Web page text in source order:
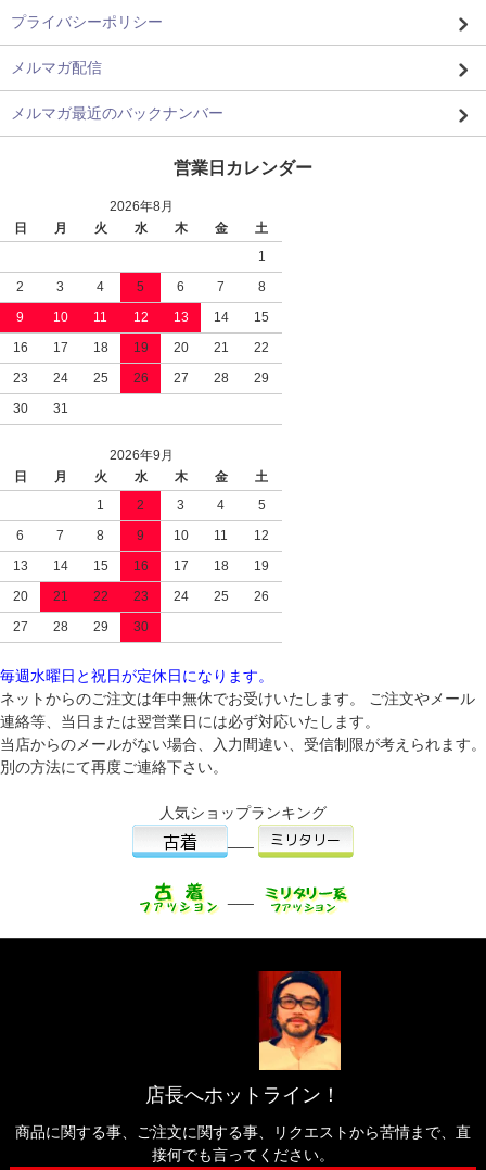
プライバシーポリシー
メルマガ配信
メルマガ最近のバックナンバー
営業日カレンダー
2026年8月
日
月 火 水 木 金
土
1
2
3 4 5 6 7
8
9
10 11 12 13 14
15
16
17 18 19 20 21
22
23
24 25 26 27 28
29
30
31
2026年9月
日
月 火 水 木 金
土
1
2 3 4
5
6
7 8 9 10 11
12
13
14 15 16 17 18
19
20
21 22 23 24 25
26
27
28 29 30
毎週水曜日と祝日が定休日になります。
ネットからのご注文は年中無休でお受けいたします。 ご注文やメール
連絡等、当日または翌営業日には必ず対応いたします。
当店からのメールがない場合、入力間違い、受信制限が考えられます。
別の方法にて再度ご連絡下さい。
人気ショップランキング
店長へホットライン！
商品に関する事、ご注文に関する事、リクエストから苦情まで、直
接何でも言ってください。